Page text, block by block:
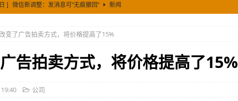
] 微信新调整：发消息可“无痕撤回”
新闻
] 豪雅超乐学vs蔡司小瞳堡：12个月临床数据深度对比，眼轴控制率差距有多大？
变了广告拍卖方式，将价格提高了15%
告拍卖方式，将价格提高了15%
公司